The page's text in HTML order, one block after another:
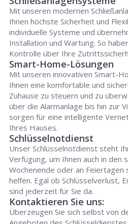
Mit unseren modernen
Ihnen höchste Sicherheit und
individuelle Systeme und
Installation und Wartung. So
Kontrolle über Ihre
Smart-Home-Lösungen
Mit unseren innovativen Smart-
Ihnen eine komfortable und
Zuhause zu steuern und zu
über die Alarmanlage bis hin zur
sorgen für eine intelligente
Ihres Hauses.
Schlüsselnotdienst
Unser Schlüsselnotdienst steht
Verfügung, um Ihnen auch in den
Wochenende oder an Feiertagen
helfen. Egal ob Schlüsselverlust,
sind jederzeit für Sie da.
Kontaktieren Sie uns:
Überzeugen Sie sich selbst von